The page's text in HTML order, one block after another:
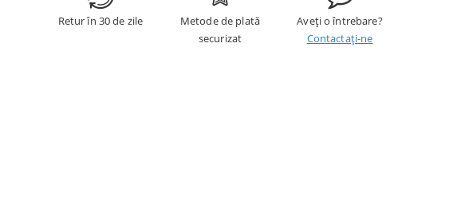
Retur în 30 de zile
Metode de plată
securizat
Aveți o întrebare?
Contactați-ne